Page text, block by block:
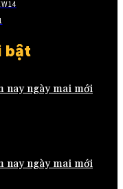
14
bật
nay ngày mai mới
nay ngày mai mới